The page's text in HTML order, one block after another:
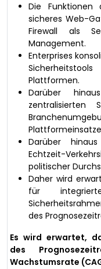
Die Funktionen
sicheres Web-
Firewall als
Management.
Enterprises
Plattformen.
Darüber
zentralisierten
Darüber
Echtzeit-
politischer
Daher wird
für
des
Es wird erwartet,
des
Wachstumsrate